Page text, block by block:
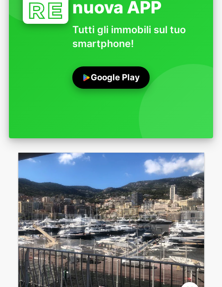
nuova APP
Tutti gli immobili sul tuo
smartphone!
Google Play